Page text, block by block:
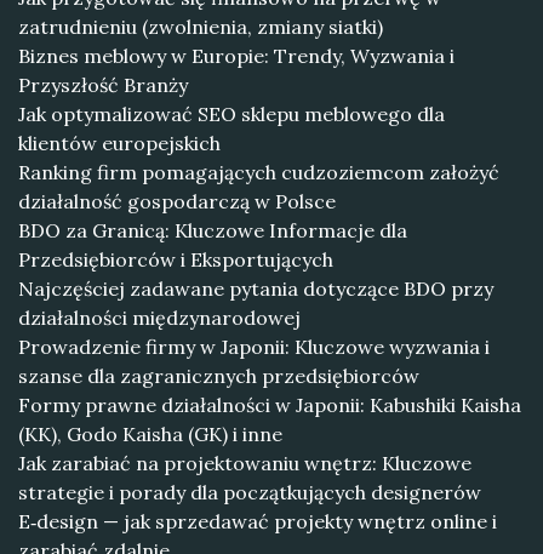
zatrudnieniu (zwolnienia, zmiany siatki)
Biznes meblowy w Europie: Trendy, Wyzwania i
Przyszłość Branży
Jak optymalizować SEO sklepu meblowego dla
klientów europejskich
Ranking firm pomagających cudzoziemcom założyć
działalność gospodarczą w Polsce
BDO za Granicą: Kluczowe Informacje dla
Przedsiębiorców i Eksportujących
Najczęściej zadawane pytania dotyczące BDO przy
działalności międzynarodowej
Prowadzenie firmy w Japonii: Kluczowe wyzwania i
szanse dla zagranicznych przedsiębiorców
Formy prawne działalności w Japonii: Kabushiki Kaisha
(KK), Godo Kaisha (GK) i inne
Jak zarabiać na projektowaniu wnętrz: Kluczowe
strategie i porady dla początkujących designerów
E‑design — jak sprzedawać projekty wnętrz online i